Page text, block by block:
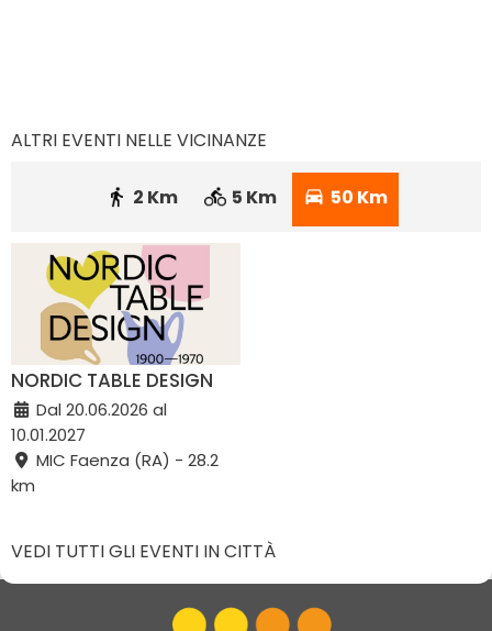
ALTRI EVENTI NELLE VICINANZE
2 Km 5 Km 50 Km
NORDIC TABLE DESIGN
Dal 20.06.2026 al
10.01.2027
MIC Faenza (RA) - 28.2
km
VEDI TUTTI GLI EVENTI IN CITTÀ